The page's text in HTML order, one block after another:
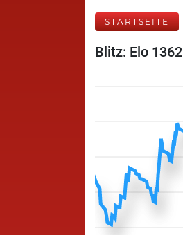
STARTSEITE
Blitz: Elo 1362